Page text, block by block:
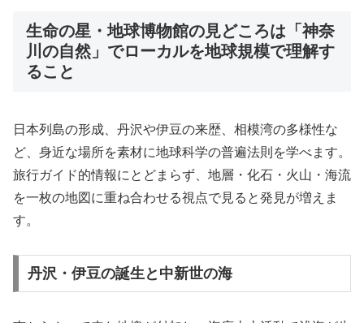
生命の星・地球博物館の見どころは「神奈
川の自然」でローカルを地球規模で理解す
ること
日本列島の形成、丹沢や伊豆の来歴、相模湾の多様性な
ど、身近な場所を素材に地球科学の普遍法則を学べます。
旅行ガイド的情報にとどまらず、地層・化石・火山・海流
を一枚の地図に重ね合わせる視点で見ると発見が増えま
す。
丹沢・伊豆の誕生と中新世の海